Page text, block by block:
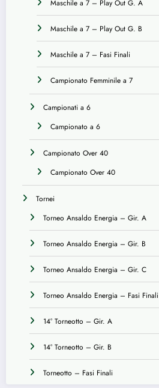
Maschile a 7 – Play Out G. A
Maschile a 7 – Play Out G. B
Maschile a 7 – Fasi Finali
Campionato Femminile a 7
Campionati a 6
Campionato a 6
Campionato Over 40
Campionato Over 40
Tornei
Torneo Ansaldo Energia – Gir. A
Torneo Ansaldo Energia – Gir. B
Torneo Ansaldo Energia – Gir. C
Torneo Ansaldo Energia – Fasi Finali
14° Torneotto – Gir. A
14° Torneotto – Gir. B
Torneotto – Fasi Finali